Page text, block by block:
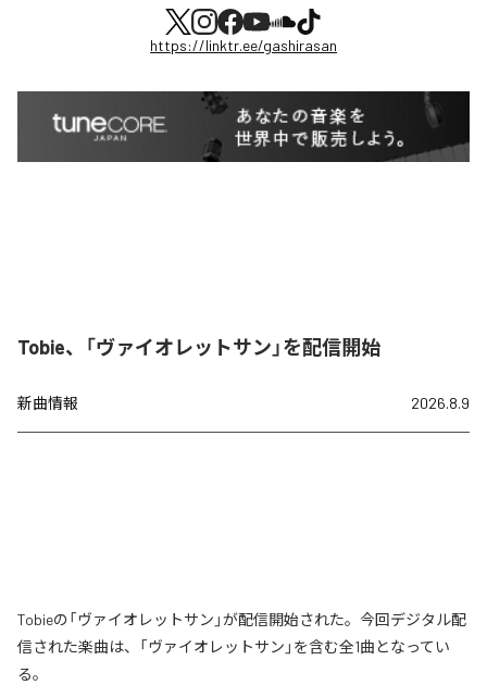
https://linktr.ee/gashirasan
Tobie、「ヴァイオレットサン」を配信開始
新曲情報 2026.8.9
Tobieの「ヴァイオレットサン」が配信開始された。今回デジタル配
信された楽曲は、「ヴァイオレットサン」を含む全1曲となってい
る。